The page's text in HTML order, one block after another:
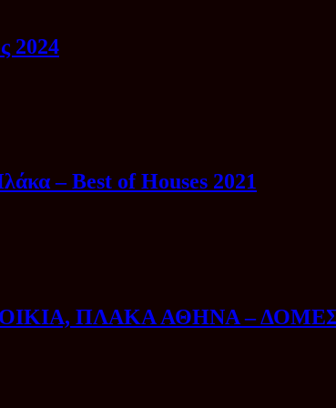
2024
– Best of Houses 2021
ΠΛΑΚΑ ΑΘΗΝΑ – ΔΟΜΕΣ